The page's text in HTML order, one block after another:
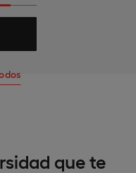
que te